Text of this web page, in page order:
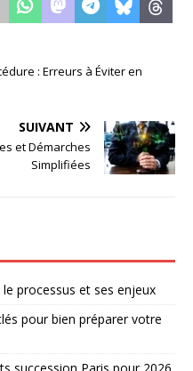
: Erreurs à Éviter en
SUIVANT
et Démarches
Simplifiées
processus et ses enjeux
pour bien préparer votre